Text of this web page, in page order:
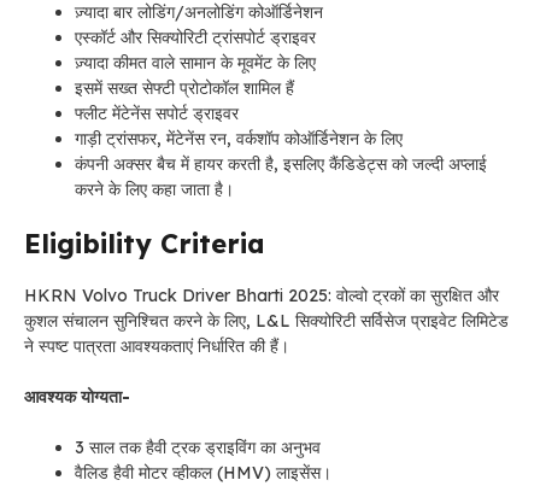
ज़्यादा बार लोडिंग/अनलोडिंग कोऑर्डिनेशन
एस्कॉर्ट और सिक्योरिटी ट्रांसपोर्ट ड्राइवर
ज़्यादा कीमत वाले सामान के मूवमेंट के लिए
इसमें सख्त सेफ्टी प्रोटोकॉल शामिल हैं
फ्लीट मेंटेनेंस सपोर्ट ड्राइवर
गाड़ी ट्रांसफर, मेंटेनेंस रन, वर्कशॉप कोऑर्डिनेशन के लिए
कंपनी अक्सर बैच में हायर करती है, इसलिए कैंडिडेट्स को जल्दी अप्लाई
करने के लिए कहा जाता है।
Eligibility Criteria
HKRN Volvo Truck Driver Bharti 2025: वोल्वो ट्रकों का सुरक्षित और
कुशल संचालन सुनिश्चित करने के लिए, L&L सिक्योरिटी सर्विसेज प्राइवेट लिमिटेड
ने स्पष्ट पात्रता आवश्यकताएं निर्धारित की हैं।
आवश्यक योग्यता-
3 साल तक हैवी ट्रक ड्राइविंग का अनुभव
वैलिड हैवी मोटर व्हीकल (HMV) लाइसेंस।